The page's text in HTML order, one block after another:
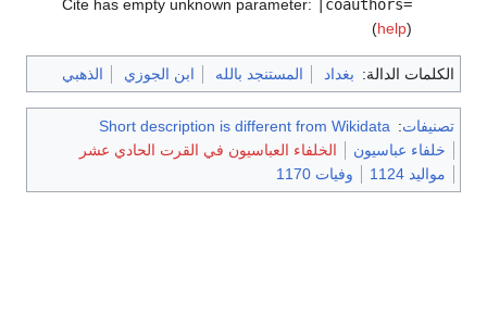
Cite has empty unknown parameter:
|coauthors=
(help)
الكلمات الدالة: بغداد المستنجد بالله ابن الجوزي الذهبي
تصنيفات:
Short description is different from Wikidata
خلفاء عباسيون
الخلفاء العباسيون في القرت الحادي عشر
مواليد 1124
وفيات 1170